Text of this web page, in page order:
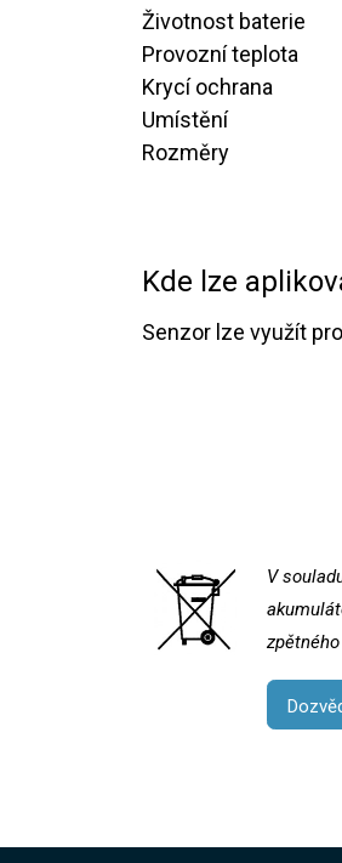
Životnost baterie
Provozní teplota
Krycí ochrana
Umístění ​ ​ ​ ​ ​ ​ ​​ ​ ​ ​ ​ ​ ​ ​ ​ ​ ​ ​ ​ ​ ​ ​ ​
Rozměry
Kde lze
Senzor lze využít
V